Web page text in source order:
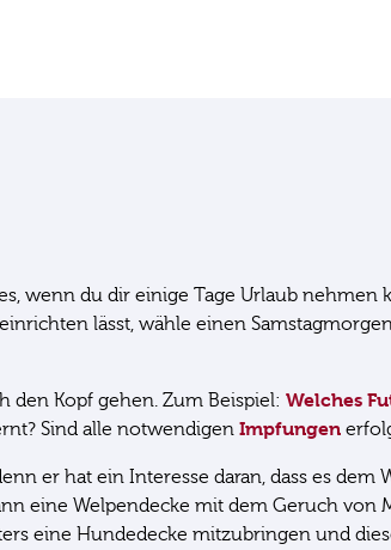
wenn du dir einige Tage Urlaub nehmen
einrichten lässt, wähle einen
den Kopf gehen. Zum Beispiel: Welches
Sind alle notwendigen Impfungen
er hat ein Interesse daran, dass es
eine Welpendecke mit dem Geruch von
eine Hundedecke mitzubringen und